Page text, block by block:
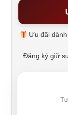
Ưu đãi
Đăng ký giữ